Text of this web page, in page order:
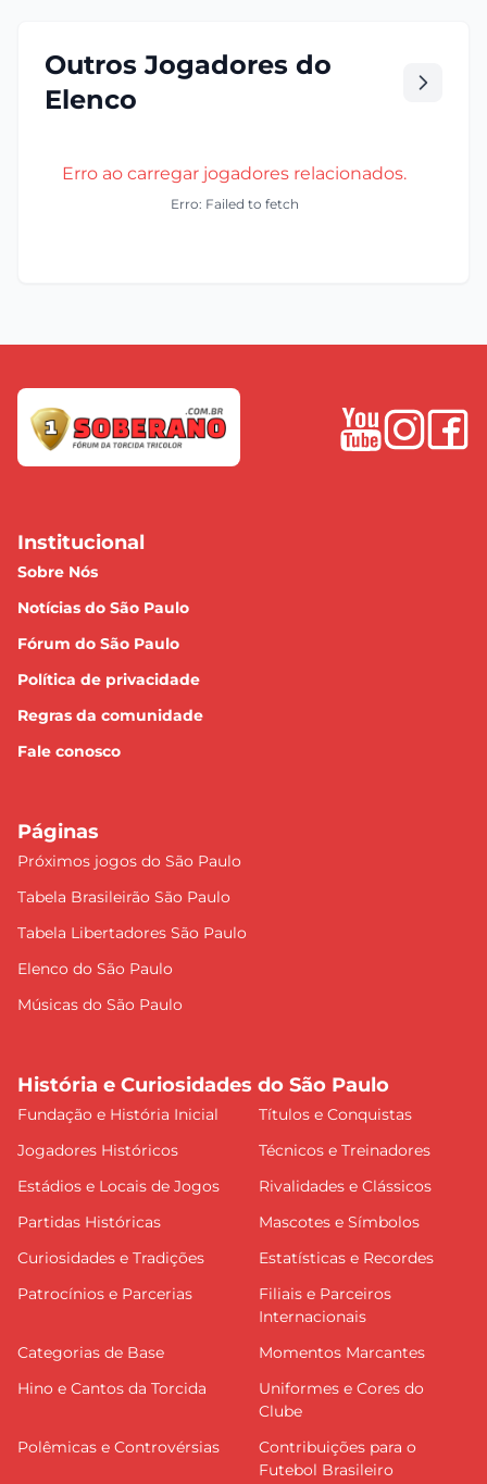
Outros Jogadores do
Elenco
Erro ao carregar jogadores relacionados.
Erro: Failed to fetch
Institucional
Sobre Nós
Notícias do São Paulo
Fórum do São Paulo
Política de privacidade
Regras da comunidade
Fale conosco
Páginas
Próximos jogos do São Paulo
Tabela Brasileirão São Paulo
Tabela Libertadores São Paulo
Elenco do São Paulo
Músicas do São Paulo
História e Curiosidades do São Paulo
Fundação e História Inicial
Títulos e Conquistas
Jogadores Históricos
Técnicos e Treinadores
Estádios e Locais de Jogos
Rivalidades e Clássicos
Partidas Históricas
Mascotes e Símbolos
Curiosidades e Tradições
Estatísticas e Recordes
Patrocínios e Parcerias
Filiais e Parceiros
Internacionais
Categorias de Base
Momentos Marcantes
Hino e Cantos da Torcida
Uniformes e Cores do
Clube
Polêmicas e Controvérsias
Contribuições para o
Futebol Brasileiro